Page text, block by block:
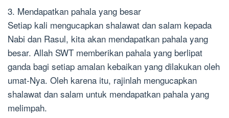
3. Mendapatkan pahala yang besar
Setiap kali mengucapkan shalawat dan salam kepada
Nabi dan Rasul, kita akan mendapatkan pahala yang
besar. Allah SWT memberikan pahala yang berlipat
ganda bagi setiap amalan kebaikan yang dilakukan oleh
umat-Nya. Oleh karena itu, rajinlah mengucapkan
shalawat dan salam untuk mendapatkan pahala yang
melimpah.